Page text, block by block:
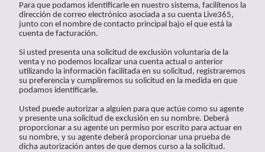
Para que podamos identificarle en nuestro sistema, facilítenos la
dirección de correo electrónico asociada a su cuenta Live365,
junto con el nombre de contacto principal bajo el que está la
cuenta de facturación.
Si usted presenta una solicitud de exclusión voluntaria de la
venta y no podemos localizar una cuenta actual o anterior
utilizando la información facilitada en su solicitud, registraremos
su preferencia y cumpliremos su solicitud en la medida en que
podamos identificarle.
Usted puede autorizar a alguien para que actúe como su agente
y presente una solicitud de exclusión en su nombre. Deberá
proporcionar a su agente un permiso por escrito para actuar en
su nombre, y su agente deberá proporcionar una prueba de
dicha autorización antes de que demos curso a la solicitud.